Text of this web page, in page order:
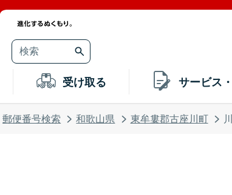
受け取る サービス
郵便番号検索 和歌山県 東牟婁郡古座川町